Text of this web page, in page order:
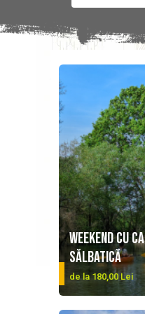
Weekend cu
sălbatică
de la 180,00 Lei